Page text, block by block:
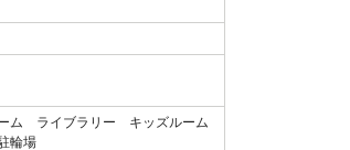
ム ライブラリー キッズルーム
輪場